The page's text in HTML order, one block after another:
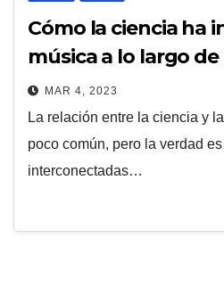
Cómo la ciencia ha
música a lo largo
MAR 4, 2023
La relación entre la ciencia y
poco común, pero la verdad
interconectadas…